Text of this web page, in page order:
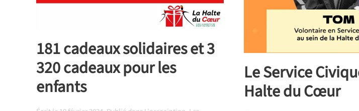
181 cadeaux solidaires et 3
320 cadeaux pour les
enfants
Le Service
Halte du Cœur